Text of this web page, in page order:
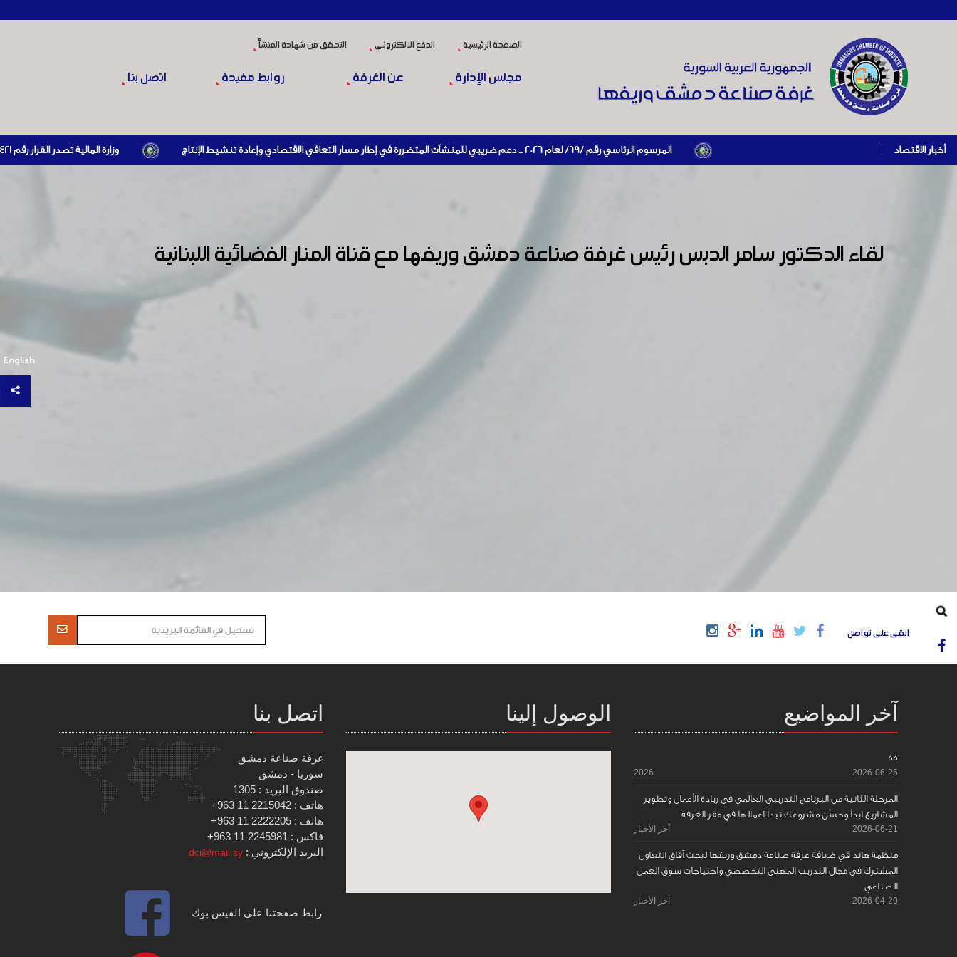
الصفحة الرئيسية الدفع الالكتروني التحقق من شهادة المنشأ
مجلس الإدارة عن الغرفة روابط مفيدة اتصل بنا
أخبار الاقتصاد | المرسوم الرئاسي رقم /69/ لعام 2026 .. دعم ضريبي للمنشآت المتضررة في إطار مسار التعافي الاقتصادي وإعادة تنشيط الإنتاج وزارة المالية تصدر القرار رقم 421 تاريخ 24/3/2026 المتضمن الزام المستوردين بإبراز براءة ذمة مالية سارية صادرة عن الهيئة العامة للضرائب والرسوم أو مديرياتها عند القيام بعمليات الاستيراد
English
لقاء الدكتور سامر الدبس رئيس غرفة صناعة دمشق وريفها مع قناة المنار الفضائية اللبنانية
ابقى على تواصل
آخر المواضيع
55
2026-06-25
2026
المرحلة الثانية من البرنامج التدريبي العالمي في ريادة الأعمال وتطوير
المشاريع ابدأ وحسّن مشروعك تبدأ اعمالها في مقر الغرفة
2026-06-21 آخر الأخبار
منظمة هاند في ضيافة غرفة صناعة دمشق وريفها لبحث آفاق التعاون
المشترك في مجال التدريب المهني التخصصي واحتياجات سوق العمل
الصناعي
2026-04-20 آخر الأخبار
الوصول إلينا اتصل بنا
غرفة صناعة دمشق
سوريا - دمشق
صندوق البريد : 1305
هاتف : 2215042 11 963+
هاتف : 2222205 11 963+
فاكس : 2245981 11 963+
البريد الإلكتروني : dci@mail.sy
رابط صفحتنا على الفيس بوك